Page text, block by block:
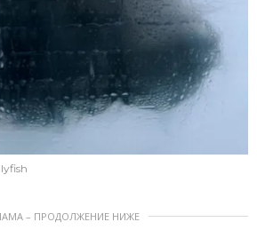
– ПРОДОЛЖЕНИЕ НИЖЕ